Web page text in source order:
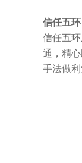
信任五
信任五
通，精
手法做